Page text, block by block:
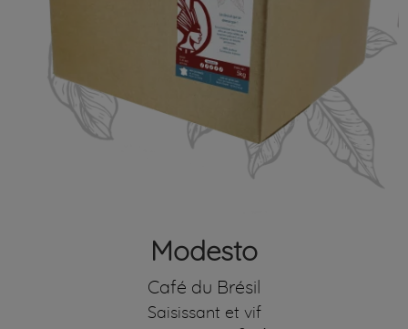
Modesto
Café du Brésil
Saisissant et vif